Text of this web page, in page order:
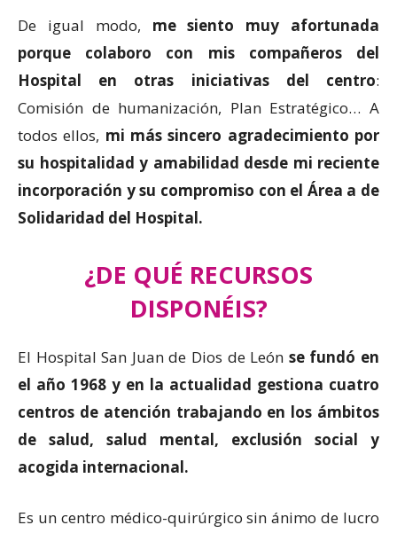
De igual modo, me siento muy afortunada
porque colaboro con mis compañeros del
Hospital en otras iniciativas del centro:
Comisión de humanización, Plan Estratégico… A
todos ellos, mi más sincero agradecimiento por
su hospitalidad y amabilidad desde mi reciente
incorporación y su compromiso con el Área a de
Solidaridad del Hospital.
¿DE QUÉ RECURSOS
DISPONÉIS?
El Hospital San Juan de Dios de León se fundó en
el año 1968 y en la actualidad gestiona cuatro
centros de atención trabajando en los ámbitos
de salud, salud mental, exclusión social y
acogida internacional.
Es un centro médico-quirúrgico sin ánimo de lucro